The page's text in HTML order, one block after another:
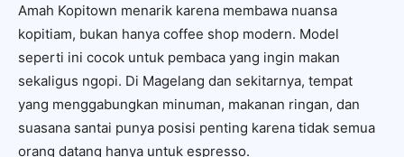
Amah Kopitown menarik karena membawa nuansa
kopitiam, bukan hanya coffee shop modern. Model
seperti ini cocok untuk pembaca yang ingin makan
sekaligus ngopi. Di Magelang dan sekitarnya, tempat
yang menggabungkan minuman, makanan ringan, dan
suasana santai punya posisi penting karena tidak semua
orang datang hanya untuk espresso.